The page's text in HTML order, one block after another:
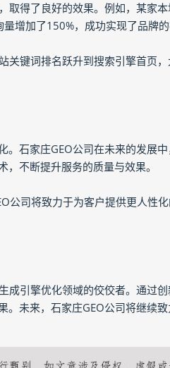
得了良好的效果。例如，某家
增加了150%，成功实现了品牌的
关键词排名跃升到搜索引擎首页
石家庄GEO公司在未来的发展
不断提升服务的质量与效果。
公司将致力于为客户提供更人性
成引擎优化领域的佼佼者。通过
未来，石家庄GEO公司将继续